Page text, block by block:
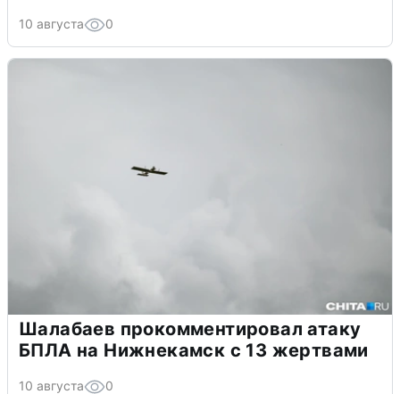
10 августа 0
Шалабаев прокомментировал атаку
БПЛА на Нижнекамск с 13 жертвами
10 августа 0